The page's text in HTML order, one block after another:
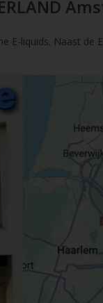
liquids. Naast